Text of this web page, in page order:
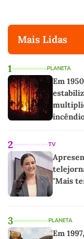
Mais Lidas
1 PLANETA
Em
2 TV
"Mais
3 PLANETA
Em